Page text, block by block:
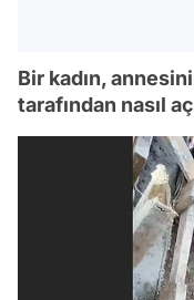
Bir kadın,
tarafından nasıl